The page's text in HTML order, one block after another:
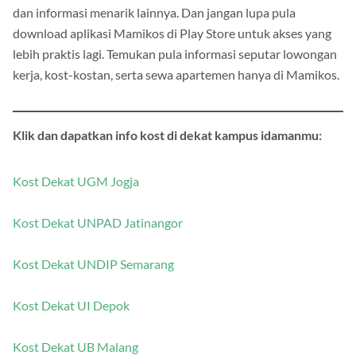
dan informasi menarik lainnya. Dan jangan lupa pula
download aplikasi Mamikos di Play Store untuk akses yang
lebih praktis lagi. Temukan pula informasi seputar lowongan
kerja, kost-kostan, serta sewa apartemen hanya di Mamikos.
Klik dan dapatkan info kost di dekat kampus idamanmu:
Kost Dekat UGM Jogja
Kost Dekat UNPAD Jatinangor
Kost Dekat UNDIP Semarang
Kost Dekat UI Depok
Kost Dekat UB Malang